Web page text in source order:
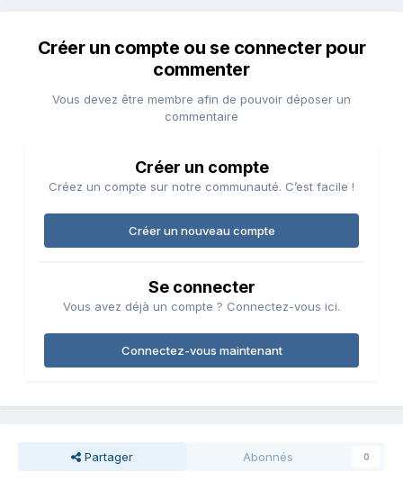
Créer un compte ou se connecter pour
commenter
Vous devez être membre afin de pouvoir déposer un
commentaire
Créer un compte
Créez un compte sur notre communauté. C’est facile !
Créer un nouveau compte
Se connecter
Vous avez déjà un compte ? Connectez-vous ici.
Connectez-vous maintenant
Partager Abonnés 0